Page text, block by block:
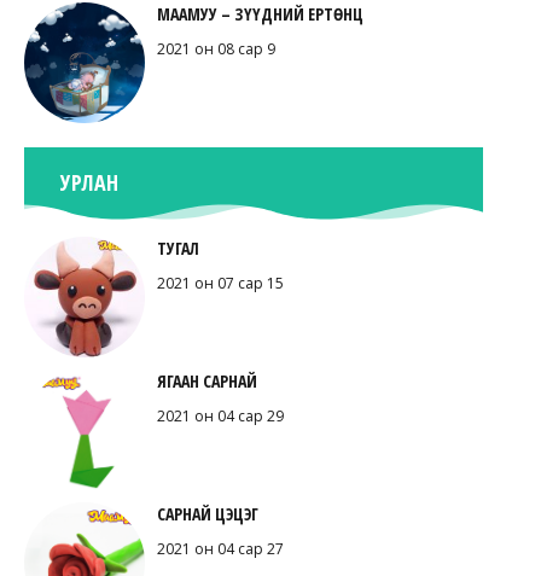
МААМУУ – ЗҮҮДНИЙ ЕРТӨНЦ
2021 он 08 сар 9
УРЛАН
ТУГАЛ
2021 он 07 сар 15
ЯГААН САРНАЙ
2021 он 04 сар 29
САРНАЙ ЦЭЦЭГ
2021 он 04 сар 27